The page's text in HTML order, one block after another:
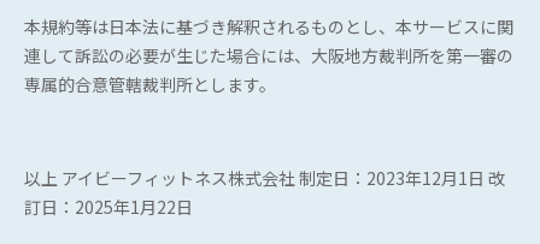
本規約等は日本法に基づき解釈されるものとし、本サービスに関
連して訴訟の必要が生じた場合には、大阪地方裁判所を第一審の
専属的合意管轄裁判所とします。
以上 アイビーフィットネス株式会社 制定日：2023年12月1日 改
訂日：2025年1月22日